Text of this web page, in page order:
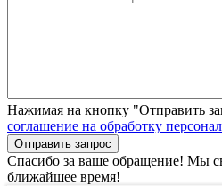
Нажимая на кнопку "Отправить
соглашение на обработку
Отправить запрос
Спасибо за ваше обращение! Мы
ближайшее время!